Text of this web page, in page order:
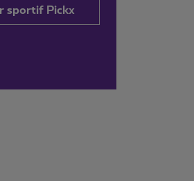
sportif Pickx